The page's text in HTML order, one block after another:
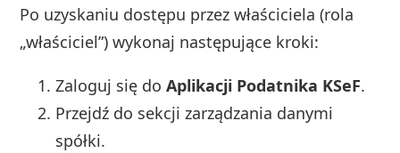
Po uzyskaniu dostępu przez właściciela (rola
„właściciel”) wykonaj następujące kroki:
Zaloguj się doAplikacji Podatnika KSeF.
Przejdź do sekcji zarządzania danymi
spółki.